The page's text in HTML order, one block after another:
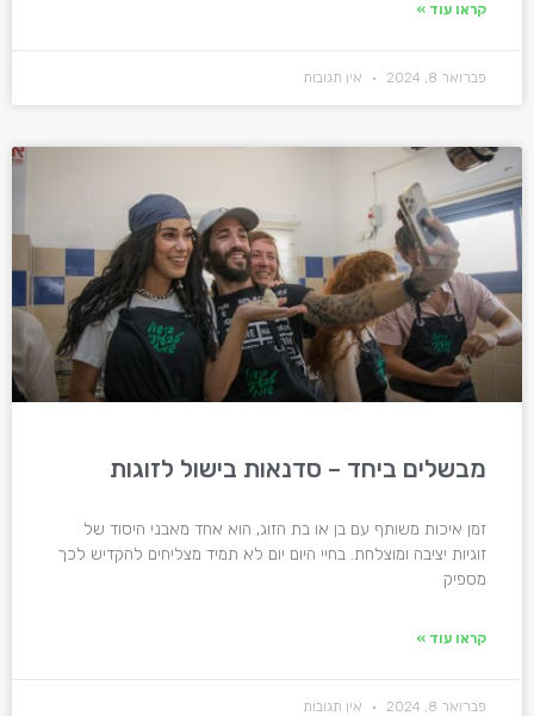
קראו עוד »
פברואר 8, 2024 אין תגובות
מבשלים ביחד – סדנאות בישול לזוגות
זמן איכות משותף עם בן או בת הזוג, הוא אחד מאבני היסוד של
זוגיות יציבה ומוצלחת. בחיי היום יום לא תמיד מצליחים להקדיש לכך
מספיק
קראו עוד »
פברואר 8, 2024 אין תגובות